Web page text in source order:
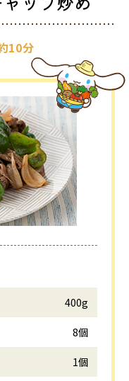
10分
400g
8個
1個